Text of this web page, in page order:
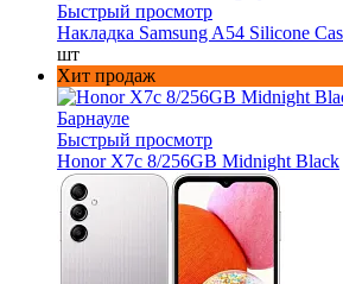
Быстрый просмотр
Накладка Samsung A54 Silicone
шт
Хит продаж
Быстрый просмотр
Honor X7c 8/256GB Midnight Black